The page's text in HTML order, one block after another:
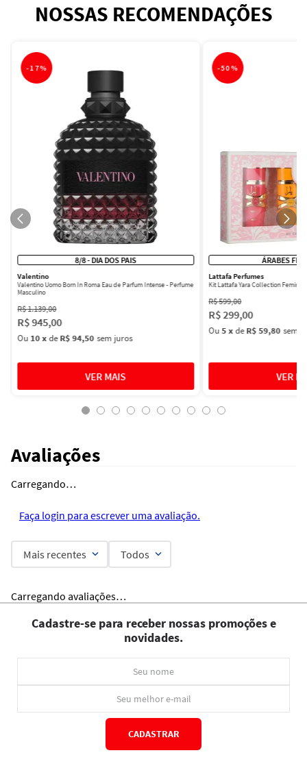
NOSSAS RECOMENDAÇÕES
-17%
8/8 - DIA DOS PAIS
Valentino
Valentino Uomo Born In Roma Eau de Parfum Intense - Perfume
Masculino
R$1.139,00
R$945,00
Ou 10xdeR$ 94,50 sem juros
-50%
ÁRABES
Lattafa Perfumes
Kit Lattafa Yara Collection
R$599,00
R$299,00
Ou5xdeR$ 59,80 sem
Avaliações
Carregando…
Faça login para escrever uma avaliação.
Mais recentes Todos
Carregando avaliações…
Cadastre-se para receber nossas promoções e
novidades.
CADASTRAR